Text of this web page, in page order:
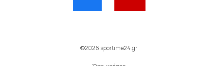
©2026 sportime24.gr